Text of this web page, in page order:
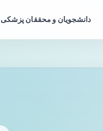
دانشجویان و محققان پزشکی